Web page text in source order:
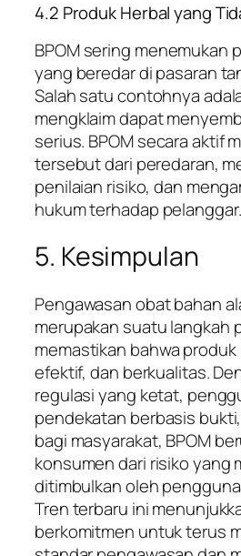
4.2 Produk Herbal yang
BPOM sering menemukan
yang beredar di pasaran
Salah satu contohnya
mengklaim dapat
serius. BPOM secara aktif
tersebut dari peredaran,
penilaian risiko, dan
hukum terhadap pelanggar.
5. Kesimpulan
Pengawasan obat bahan
merupakan suatu langkah
memastikan bahwa produk
efektif, dan berkualitas.
regulasi yang ketat,
pendekatan berbasis
bagi masyarakat, BPOM
konsumen dari risiko yang
ditimbulkan oleh
Tren terbaru ini
berkomitmen untuk terus